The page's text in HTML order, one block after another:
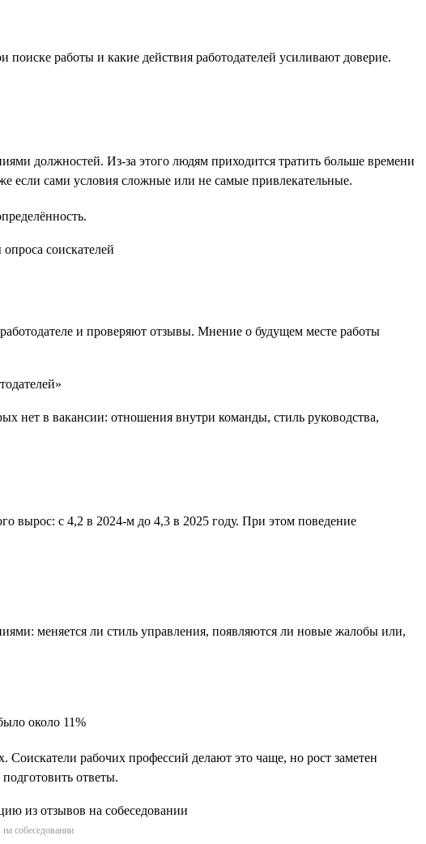
работы и какие действия работодателей усиливают доверие.
должностей. Из-за этого людям приходится тратить больше времени
если сами условия сложные или не самые привлекательные.
и проверяют отзывы. Мнение о будущем месте работы
нет в вакансии: отношения внутри команды, стиль руководства,
вырос: с 4,2 в 2024-м до 4,3 в 2025 году. При этом поведение
меняется ли стиль управления, появляются ли новые жалобы или,
около 11%
рабочих профессий делают это чаще, но рост заметен
ответы.
собеседовании